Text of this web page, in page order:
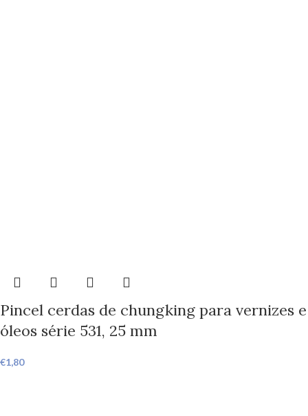
Pincel cerdas de chungking para vernizes e
óleos série 531, 25 mm
€1,80